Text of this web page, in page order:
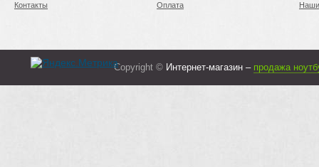
Контакты
Оплата
Copyright © Интернет-магазин – продажа